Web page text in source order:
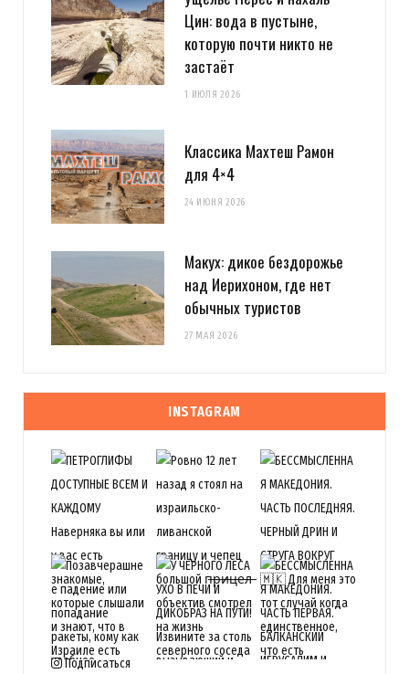
Цин: вода в пустыне,
которую почти никто не
застаёт
1 ИЮЛЯ 2026
Классика Махтеш Рамон
для 4×4
24 ИЮНЯ 2026
Макух: дикое бездорожье
над Иерихоном, где нет
обычных туристов
27 МАЯ 2026
INSTAGRAM
Подписаться